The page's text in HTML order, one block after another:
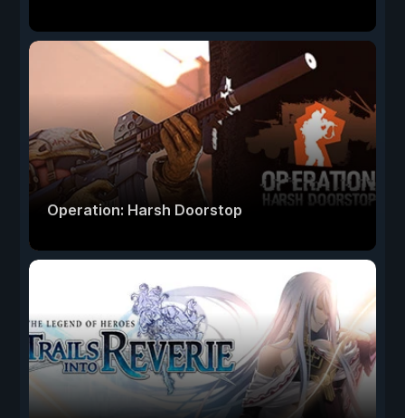
Operation: Harsh Doorstop